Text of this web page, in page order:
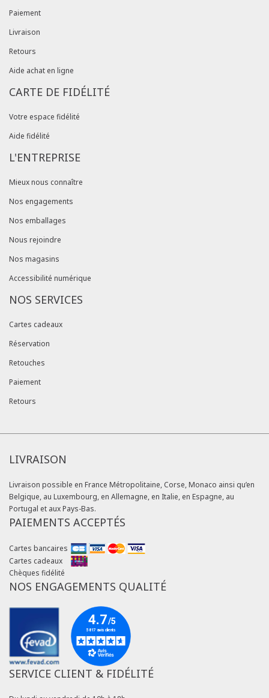
Paiement
Livraison
Retours
Aide achat en ligne
CARTE DE FIDÉLITÉ
Votre espace fidélité
Aide fidélité
L'ENTREPRISE
Mieux nous connaître
Nos engagements
Nos emballages
Nous rejoindre
Nos magasins
Accessibilité numérique
NOS SERVICES
Cartes cadeaux
Réservation
Retouches
Paiement
Retours
LIVRAISON
Livraison possible en France Métropolitaine, Corse, Monaco ainsi qu’en
Belgique, au Luxembourg, en Allemagne, en Italie, en Espagne, au
Portugal et aux Pays-Bas.
PAIEMENTS ACCEPTÉS
Cartes bancaires
Cartes cadeaux
Chèques fidélité
NOS ENGAGEMENTS QUALITÉ
SERVICE CLIENT & FIDÉLITÉ